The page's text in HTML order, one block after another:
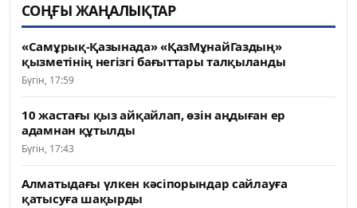
СОҢҒЫ ЖАҢАЛЫҚТАР
«Самұрық-Қазынада» «ҚазМұнайГаздың»
қызметінің негізгі бағыттары талқыланды
Бүгін, 17:59
10 жастағы қыз айқайлап, өзін аңдыған ер
адамнан құтылды
Бүгін, 17:43
Алматыдағы үлкен кәсіпорындар сайлауға
қатысуға шақырды